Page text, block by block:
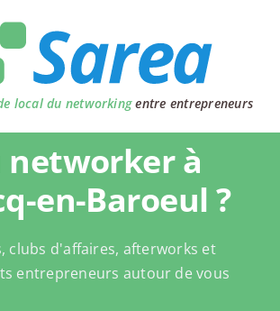
local du networkingentre entrepreneurs
networker à
en-Baroeul ?
clubs d'affaires, afterworks et
entrepreneurs autour de vous